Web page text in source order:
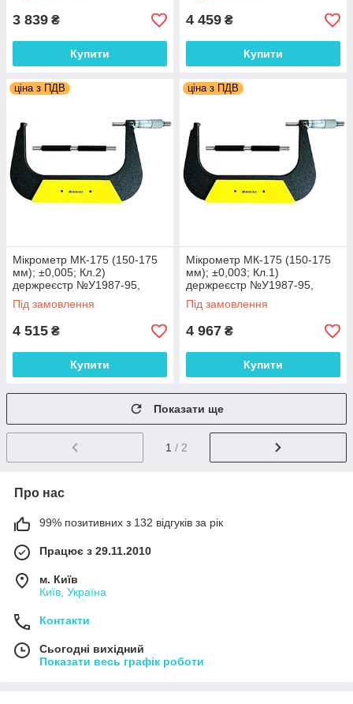
3 839 ₴
Купити
4 459 ₴
Купити
ціна з ПДВ
Мікрометр МК-175 (150-175
мм); ±0,005; Кл.2)
держреєстр №У1987-95,
Україна МІКРОТЕХ (Україна)
Під замовлення
4 515 ₴
Купити
ціна з ПДВ
Мікрометр МК-175 (150-175
мм); ±0,003; Кл.1)
держреєстр №У1987-95,
Україна МІКРОТЕХ (Україна)
Під замовлення
4 967 ₴
Купити
Показати ще
1 / 2
Про нас
99% позитивних з 132 відгуків за рік
Працює з 29.11.2010
м. Київ
Київ, Україна
Контакти
Сьогодні вихідний
Показати весь графік роботи